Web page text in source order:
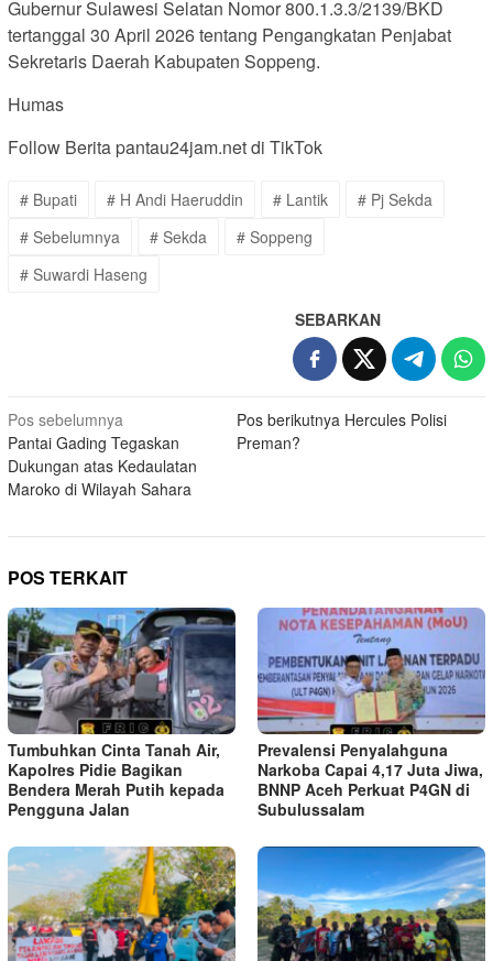
Gubernur Sulawesi Selatan Nomor 800.1.3.3/2139/BKD
tertanggal 30 April 2026 tentang Pengangkatan Penjabat
Sekretaris Daerah Kabupaten Soppeng.
Humas
Follow Berita pantau24jam.net di TikTok
# Bupati # H Andi Haeruddin # Lantik
# Pj Sekda
# Sebelumnya
# Sekda
# Soppeng
# Suwardi Haseng
SEBARKAN
Navigasi
pos
Pos sebelumnya
Pantai Gading Tegaskan
Dukungan atas Kedaulatan
Maroko di Wilayah Sahara
Pos berikutnya Hercules Polisi
Preman?
POS TERKAIT
Tumbuhkan Cinta Tanah Air,
Kapolres Pidie Bagikan
Bendera Merah Putih kepada
Pengguna Jalan ‎
Prevalensi Penyalahguna
Narkoba Capai 4,17 Juta Jiwa,
BNNP Aceh Perkuat P4GN di
Subulussalam